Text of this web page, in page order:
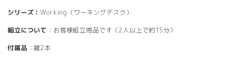
シリーズ：Working（ワーキングデスク）
組立について ：お客様組立商品です（2人以上で約15分）
付属品 ：鍵2本